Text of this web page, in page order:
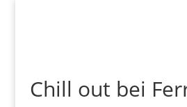
Chill out bei